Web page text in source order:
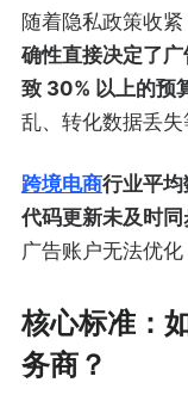
随着隐私政策收紧
确性直接决定了
致 30% 以上的预
乱、转化数据丢失
跨境电商行业平
代码更新未及时同
广告账户无法优化
核心标准：
务商？